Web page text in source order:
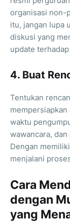
organisasi non-
itu, jangan lupa
diskusi yang
update
4. Buat
Tentukan
waktu
wawancara,
Dengan
menjalani
Cara
dengan
yang